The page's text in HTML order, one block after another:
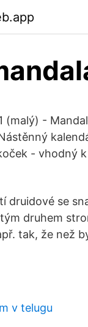
(malý) -
- vhodný
druidové se
druhem
tak, že než
v telugu